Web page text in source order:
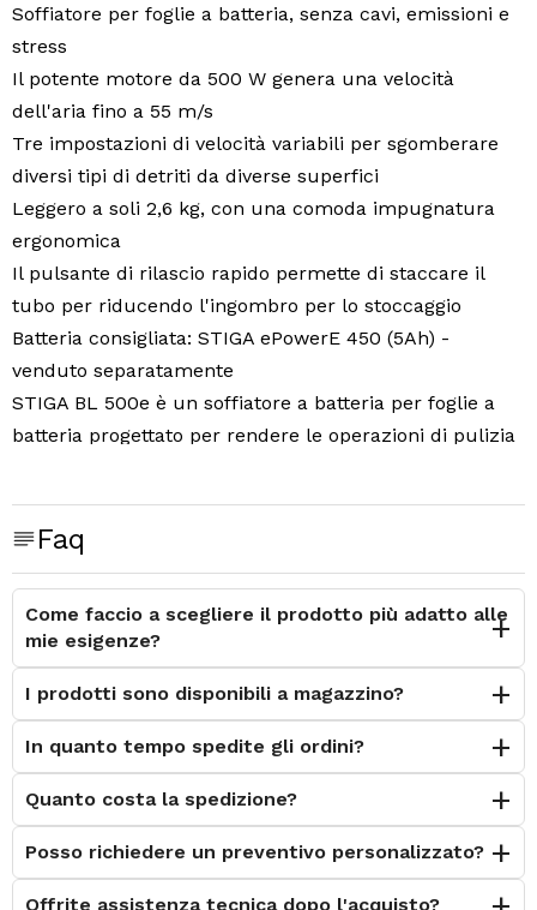
Soffiatore per foglie a batteria, senza cavi, emissioni e
stress
Il potente motore da 500 W genera una velocità
dell'aria fino a 55 m/s
Tre impostazioni di velocità variabili per sgomberare
diversi tipi di detriti da diverse superfici
Leggero a soli 2,6 kg, con una comoda impugnatura
ergonomica
Il pulsante di rilascio rapido permette di staccare il
tubo per riducendo l'ingombro per lo stoccaggio
Batteria consigliata: STIGA ePowerE 450 (5Ah) -
venduto separatamente
STIGA BL 500e è un soffiatore a batteria per foglie a
batteria progettato per rendere le operazioni di pulizia
a batteria garantisce emissioni zero con meno
vibrazioni e una notevole riduzione del rumore rispetto
ergonomica assicura il comfort d’uso, mentre i
supporti in gomma proteggono la parte inferiore e il
tubo di aspirazione del soffiatore. La posizione del
motore e della ventola sul soffiatore BL 500e
concentrano il flusso d'aria in una direzione unica per
una velocità massima di 55 m/s: ciò significa che sarai
in grado di pulire qualsiasi superficie esterna in modo
rapido e semplice. Il tastierino intuitivo
sull’impugnatura permette di scegliere con facilità tra
tre diverse impostazioni di velocità dell’aria: bassa
Faq
Come faccio a scegliere il prodotto più adatto alle
mie esigenze?
I prodotti sono disponibili a magazzino?
In quanto tempo spedite gli ordini?
Quanto costa la spedizione?
Posso richiedere un preventivo personalizzato?
Offrite assistenza tecnica dopo l'acquisto?